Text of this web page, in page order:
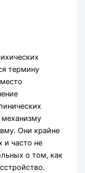
термину
Они крайне
и часто не
о том, как